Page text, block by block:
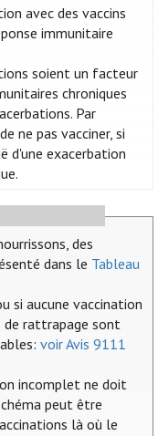
avec des vaccins
immunitaire
soient un facteur
chroniques
Par
ne pas vacciner, si
d'une exacerbation
des
dans le Tableau
si aucune vaccination
de rattrapage sont
voir Avis 9111
incomplet ne doit
peut être
là où le